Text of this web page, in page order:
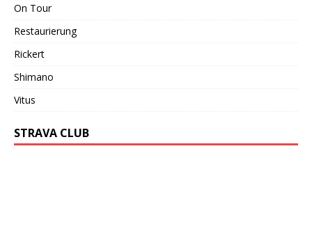
On Tour
Restaurierung
Rickert
Shimano
Vitus
STRAVA CLUB